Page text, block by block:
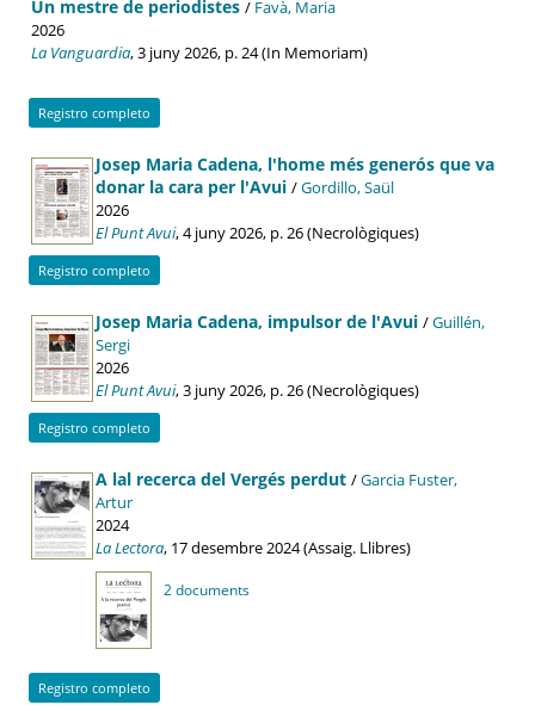
Un mestre de periodistes / Favà, Maria
2026
La Vanguardia, 3 juny 2026, p. 24 (In Memoriam)
Registro completo
Josep Maria Cadena, l'home més generós que va
donar la cara per l'Avui /Gordillo, Saül
2026
El Punt Avui, 4 juny 2026, p. 26 (Necrològiques)
Registro completo
Josep Maria Cadena, impulsor de l'Avui /Guillén,
Sergi
2026
El Punt Avui, 3 juny 2026, p. 26 (Necrològiques)
Registro completo
A lal recerca del Vergés perdut /Garcia Fuster,
Artur
2024
La Lectora, 17 desembre 2024 (Assaig. Llibres)
2 documents
Registro completo